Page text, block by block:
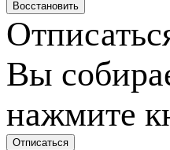
Вы
нажмите